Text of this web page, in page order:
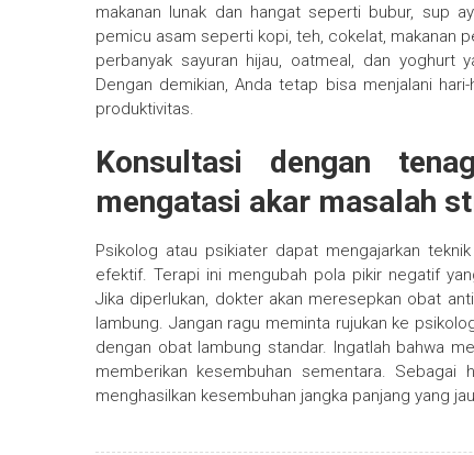
makanan lunak dan hangat seperti bubur, sup
pemicu asam seperti kopi, teh, cokelat, makanan
perbanyak sayuran hijau, oatmeal, dan yoghurt
Dengan demikian, Anda tetap bisa menjalani
produktivitas.
Konsultasi dengan
mengatasi akar masalah
Psikolog atau psikiater dapat mengajarkan
efektif. Terapi ini mengubah pola pikir negatif
Jika diperlukan, dokter akan meresepkan obat
lambung. Jangan ragu meminta rujukan ke
dengan obat lambung standar. Ingatlah bahwa
memberikan kesembuhan sementara.
menghasilkan kesembuhan jangka panjang yang